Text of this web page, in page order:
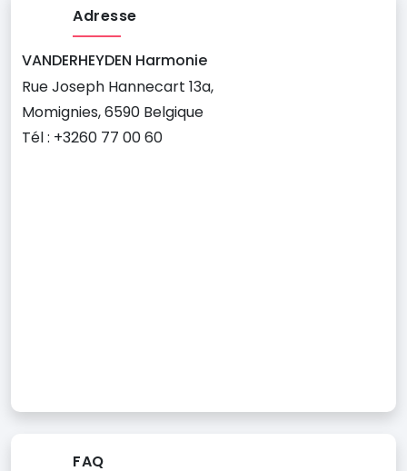
Adresse
VANDERHEYDEN Harmonie
Rue Joseph Hannecart 13a,
Momignies, 6590 Belgique
Tél : +3260 77 00 60
FAQ